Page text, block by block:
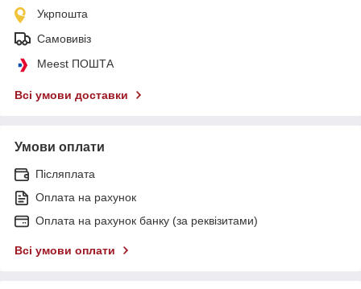
Укрпошта
Самовивіз
Meest ПОШТА
Всі умови доставки
Умови оплати
Післяплата
Оплата на рахунок
Оплата на рахунок банку (за реквізитами)
Всі умови оплати